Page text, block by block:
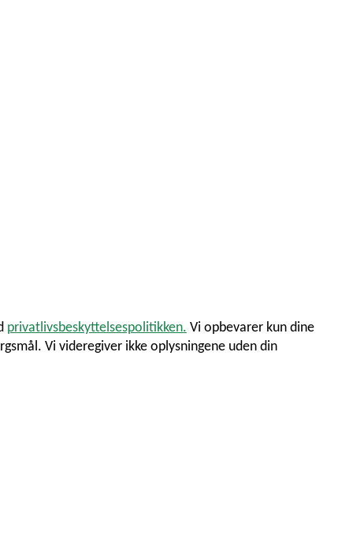
privatlivsbeskyttelsespolitikken. Vi opbevarer kun dine
Vi videregiver ikke oplysningene uden din